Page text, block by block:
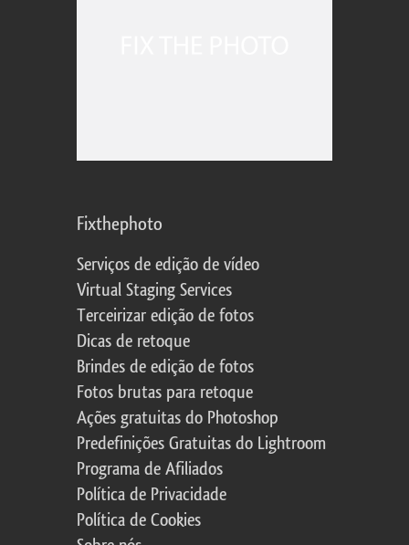
Fixthephoto
Serviços de edição de vídeo
Virtual Staging Services
Terceirizar edição de fotos
Dicas de retoque
Brindes de edição de fotos
Fotos brutas para retoque
Ações gratuitas do Photoshop
Predefinições Gratuitas do Lightroom
Programa de Afiliados
Política de Privacidade
Política de Cookies